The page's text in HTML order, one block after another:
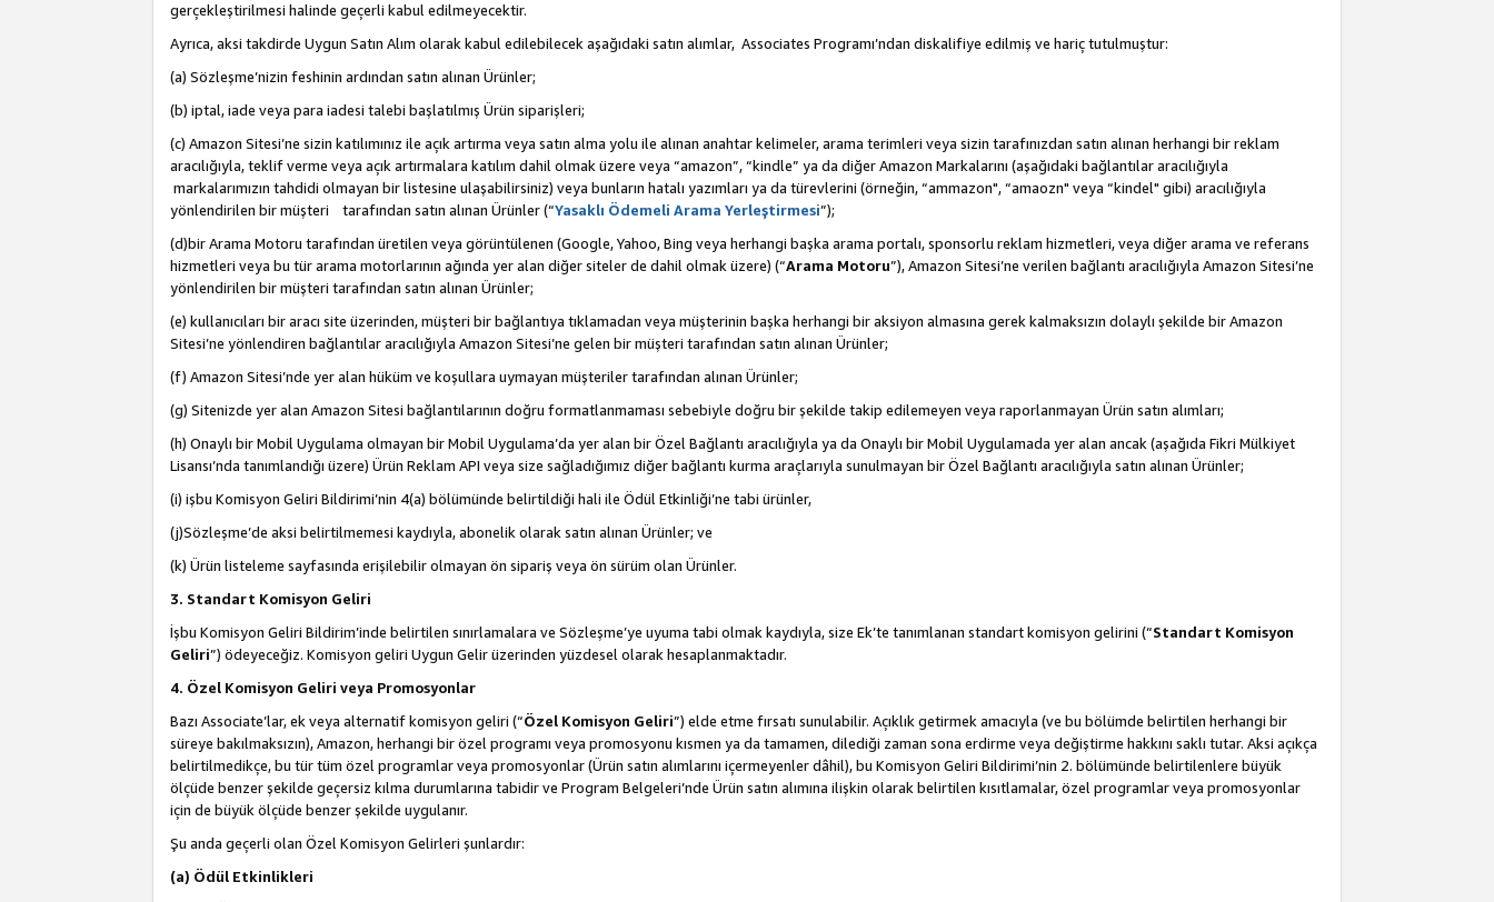
gerçekleştirilmesi halinde geçerli kabul edilmeyecektir.
Ayrıca, aksi takdirde Uygun Satın Alım olarak kabul edilebilecek aşağıdaki satın alımlar, Associates Programı’ndan diskalifiye edilmiş ve hariç tutulmuştur:
(a) Sözleşme’nizin feshinin ardından satın alınan Ürünler;
(b) iptal, iade veya para iadesi talebi başlatılmış Ürün siparişleri;
(c) Amazon Sitesi’ne sizin katılımınız ile açık artırma veya satın alma yolu ile alınan anahtar kelimeler, arama terimleri veya sizin tarafınızdan satın alınan herhangi bir reklam
aracılığıyla, teklif verme veya açık artırmalara katılım dahil olmak üzere veya “amazon”, “kindle” ya da diğer Amazon Markalarını (aşağıdaki bağlantılar aracılığıyla
markalarımızın tahdidi olmayan bir listesine ulaşabilirsiniz) veya bunların hatalı yazımları ya da türevlerini (örneğin, “ammazon", “amaozn" veya “kindel" gibi) aracılığıyla
yönlendirilen bir müşteri tarafından satın alınan Ürünler (“Yasaklı Ödemeli Arama Yerleştirmesi”);
(d)bir Arama Motoru tarafından üretilen veya görüntülenen (Google, Yahoo, Bing veya herhangi başka arama portalı, sponsorlu reklam hizmetleri, veya diğer arama ve referans
hizmetleri veya bu tür arama motorlarının ağında yer alan diğer siteler de dahil olmak üzere) (“Arama Motoru”), Amazon Sitesi’ne verilen bağlantı aracılığıyla Amazon Sitesi’ne
yönlendirilen bir müşteri tarafından satın alınan Ürünler;
(e) kullanıcıları bir aracı site üzerinden, müşteri bir bağlantıya tıklamadan veya müşterinin başka herhangi bir aksiyon almasına gerek kalmaksızın dolaylı şekilde bir Amazon
Sitesi’ne yönlendiren bağlantılar aracılığıyla Amazon Sitesi’ne gelen bir müşteri tarafından satın alınan Ürünler;
(f) Amazon Sitesi’nde yer alan hüküm ve koşullara uymayan müşteriler tarafından alınan Ürünler;
(g) Sitenizde yer alan Amazon Sitesi bağlantılarının doğru formatlanmaması sebebiyle doğru bir şekilde takip edilemeyen veya raporlanmayan Ürün satın alımları;
(h) Onaylı bir Mobil Uygulama olmayan bir Mobil Uygulama’da yer alan bir Özel Bağlantı aracılığıyla ya da Onaylı bir Mobil Uygulamada yer alan ancak (aşağıda Fikri Mülkiyet
Lisansı’nda tanımlandığı üzere) Ürün Reklam API veya size sağladığımız diğer bağlantı kurma araçlarıyla sunulmayan bir Özel Bağlantı aracılığıyla satın alınan Ürünler;
(i) işbu Komisyon Geliri Bildirimi’nin 4(a) bölümünde belirtildiği hali ile Ödül Etkinliği’ne tabi ürünler,
(j)Sözleşme’de aksi belirtilmemesi kaydıyla, abonelik olarak satın alınan Ürünler; ve
(k) Ürün listeleme sayfasında erişilebilir olmayan ön sipariş veya ön sürüm olan Ürünler.
3. Standart Komisyon Geliri
İşbu Komisyon Geliri Bildirim’inde belirtilen sınırlamalara ve Sözleşme’ye uyuma tabi olmak kaydıyla, size Ek’te tanımlanan standart komisyon gelirini (“Standart Komisyon
Geliri”) ödeyeceğiz. Komisyon geliri Uygun Gelir üzerinden yüzdesel olarak hesaplanmaktadır.
4. Özel Komisyon Geliri veya Promosyonlar
Bazı Associate’lar, ek veya alternatif komisyon geliri (“Özel Komisyon Geliri”) elde etme fırsatı sunulabilir. Açıklık getirmek amacıyla (ve bu bölümde belirtilen herhangi bir
süreye bakılmaksızın), Amazon, herhangi bir özel programı veya promosyonu kısmen ya da tamamen, dilediği zaman sona erdirme veya değiştirme hakkını saklı tutar. Aksi açıkça
belirtilmedikçe, bu tür tüm özel programlar veya promosyonlar (Ürün satın alımlarını içermeyenler dâhil), bu Komisyon Geliri Bildirimi’nin 2. bölümünde belirtilenlere büyük
ölçüde benzer şekilde geçersiz kılma durumlarına tabidir ve Program Belgeleri’nde Ürün satın alımına ilişkin olarak belirtilen kısıtlamalar, özel programlar veya promosyonlar
için de büyük ölçüde benzer şekilde uygulanır.
Şu anda geçerli olan Özel Komisyon Gelirleri şunlardır:
(a) Ödül Etkinlikleri